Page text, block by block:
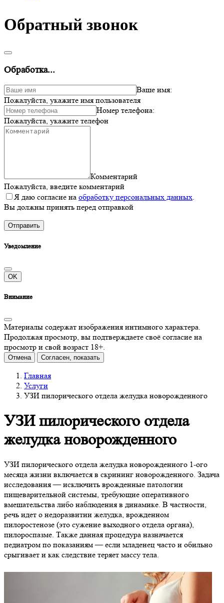
Обратный звонок
Обработка...
Ваше имя:
Пожалуйста, укажите имя пользователя
Номер телефона:
Пожалуйста, укажите телефон
Комментарий
Пожалуйста, введите комментарий
Я даю согласие на обработку персональных данных.
Вы должны принять перед отправкой
Отправить
Уведомление
OK
Внимание
Материалы содержат изображения интимного характера.
Продолжая просмотр, вы подтверждаете своё согласие на
просмотр и свой возраст 18+.
Отмена Согласен, показать
Главная
Услуги
УЗИ пилорического отдела желудка новорожденного
УЗИ пилорического отдела
желудка новорожденного
УЗИ пилорического отдела желудка новорожденного 1-ого
месяца жизни включается в скрининг новорожденного. Задача
исследования — исключить врожденные патологии
пищеварительной системы, требующие оперативного
вмешательства либо наблюдения в динамике. В частности,
речь идет о недоразвитии желудка, врожденном
пилоростенозе (это сужение выходного отдела органа),
пилороспазме. Также данная процедура назначается
педиатром по показаниям — если младенец часто и обильно
срыгивает и как следствие теряет массу тела.